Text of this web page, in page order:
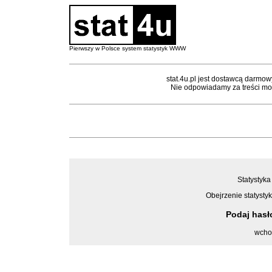
Pierwszy w Polsce system statystyk WWW
stat.4u.pl jest dostawcą
Nie odpowiadamy za treści
Obejrzenie
Podaj